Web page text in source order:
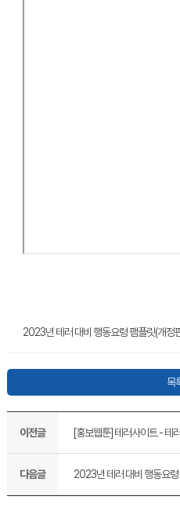
2023년 테러 대비 행동요령 팸플릿(개정
목
이전글 [홍보웹툰] 테러사이트 - 테
다음글 2023년 테러 대비 행동요